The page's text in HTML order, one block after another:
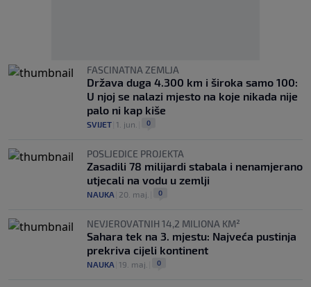
FASCINATNA ZEMLJA
Država duga 4.300 km i široka samo 100:
U njoj se nalazi mjesto na koje nikada nije
palo ni kap kiše
SVIJET 1. jun. 0
POSLJEDICE PROJEKTA
Zasadili 78 milijardi stabala i nenamjerano
utjecali na vodu u zemlji
NAUKA 20. maj. 0
NEVJEROVATNIH 14,2 MILIONA KM²
Sahara tek na 3. mjestu: Najveća pustinja
prekriva cijeli kontinent
NAUKA 19. maj. 0